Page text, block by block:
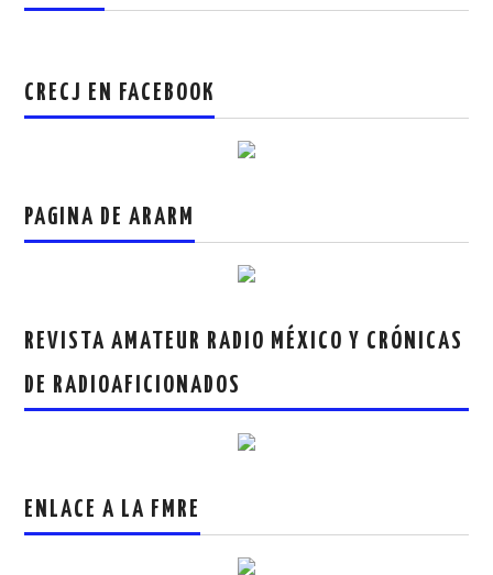
CRECJ EN FACEBOOK
PAGINA DE ARARM
REVISTA AMATEUR RADIO MÉXICO Y CRÓNICAS
DE RADIOAFICIONADOS
ENLACE A LA FMRE